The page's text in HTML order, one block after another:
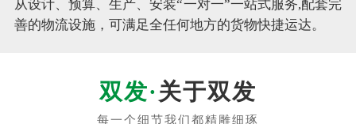
从设计、预算、生产、安装“一对一”一站式服务,配套完
善的物流设施，可满足全任何地方的货物快捷运达。
关于双发